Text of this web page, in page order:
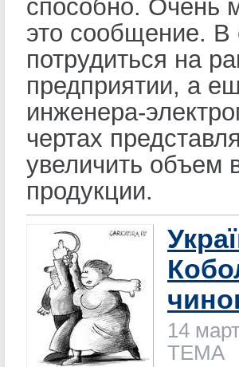
способно. Очень
это сообщение. В
потрудиться на
предприятии, а
инженера-
чертах
увеличить объем
продукции.
14
ТЕМА